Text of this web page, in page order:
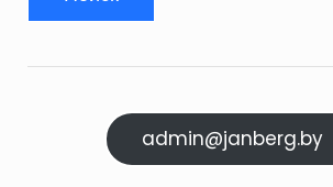
admin@janberg.by